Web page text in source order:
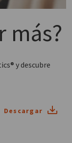
más?
y descubre
Descargar